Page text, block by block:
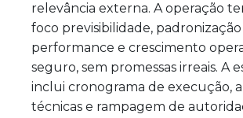
relevância externa. A operação
foco previsibilidade,
performance e crescimento
seguro, sem promessas irreais. A
inclui cronograma de execução,
técnicas e rampagem de